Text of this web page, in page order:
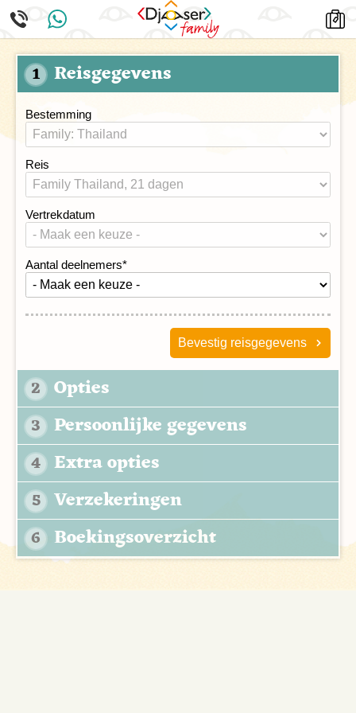
1 Reisgegevens
Bestemming
Reis
Vertrekdatum
Aantal deelnemers*
Bevestig reisgegevens
2 Opties
3 Persoonlijke gegevens
4 Extra opties
5 Verzekeringen
6 Boekingsoverzicht